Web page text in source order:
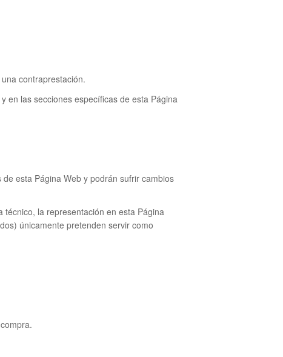
contraprestación.
en las secciones específicas de esta Página
esta Página Web y podrán sufrir cambios
la representación en esta Página
únicamente pretenden servir como